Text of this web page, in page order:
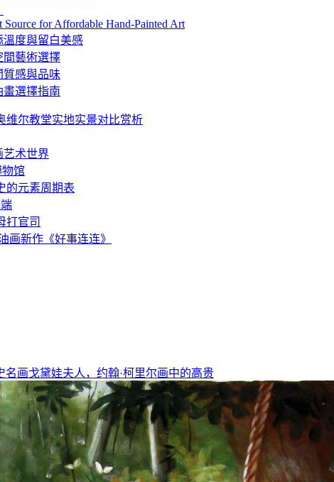
for Affordable Hand-Painted Art
度與留白美感
間藝術選擇
質感與品味
選擇指南
维尔教堂实地实景对比赏析
术世界
馆
的元素周期表
打官司
画新作《好事连连》
名画戈黛娃夫人，约翰·柯里尔画中的高贵